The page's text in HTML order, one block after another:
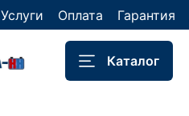
Услуги Оплата Гарантия
Каталог